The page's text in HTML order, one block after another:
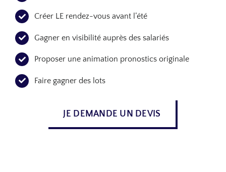
Créer LE rendez-vous avant l’été
Gagner en visibilité auprès des salariés
Proposer une animation pronostics originale
Faire gagner des lots
JE DEMANDE UN DEVIS